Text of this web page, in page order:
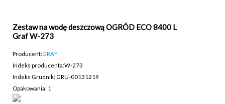
Zestaw na wodę deszczową OGRÓD ECO 8400 L
Graf W-273
Producent:GRAF
Indeks producenta:W-273
Indeks Grudnik: GRU-00131219
Opakowania: 1